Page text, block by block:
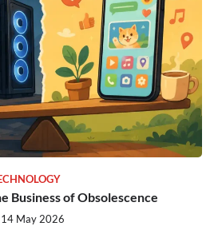
Business of Obsolescence
14 May 2026